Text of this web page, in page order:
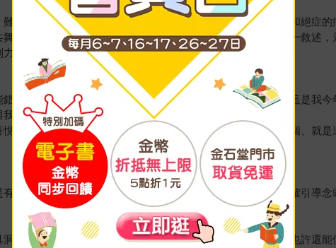
怪會獲獎不斷，成為瑞典最暢銷的心靈書！在歷經了憂鬱症和絕症的
。本書有太多值得細細思考、深入覺察的智慧片段，無法一一敘述
力量和啟發。
了：森林智者的最後一堂人生課》。我想過無數的開場白：這是我
心心相印，直說到我心坎裡。
，每到書裡一些體悟發生的時候，我心裡都會吶喊：就是這個、就是
可能的。曾是泰國森林僧人的比約恩，在書中提到他訓練正確引導念
察力與慈悲的智慧。而且，這種智慧是能改變你的一輩子，也許還